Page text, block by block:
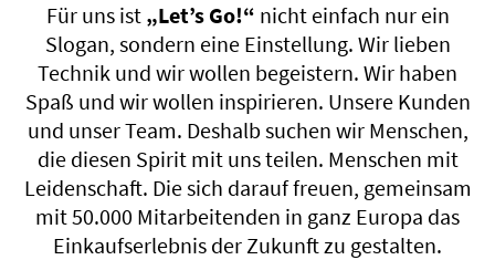
Für uns ist „Let’s Go!“ nicht einfach nur ein
Slogan, sondern eine Einstellung. Wir lieben
Technik und wir wollen begeistern. Wir haben
Spaß und wir wollen inspirieren. Unsere Kunden
und unser Team. Deshalb suchen wir Menschen,
die diesen Spirit mit uns teilen. Menschen mit
Leidenschaft. Die sich darauf freuen, gemeinsam
mit 50.000 Mitarbeitenden in ganz Europa das
Einkaufserlebnis der Zukunft zu gestalten.